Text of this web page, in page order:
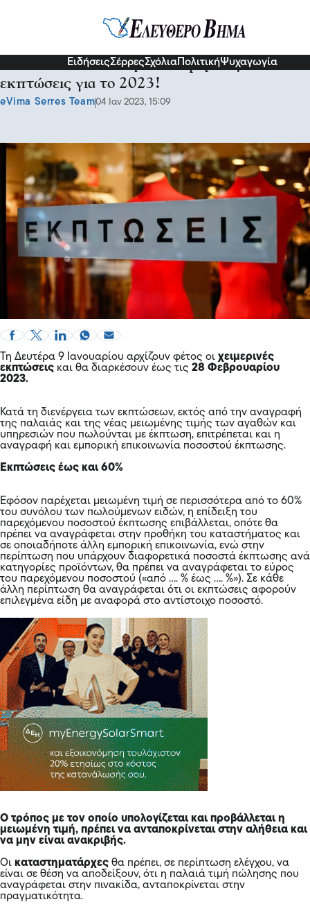
ΕιδήσειςΣέρρεςΣχόλια ΠολιτικήΨυχαγωγία
Ξεκινάνε την Δευτέρα οι χειμερινές
εκπτώσεις για το 2023!
eVima Serres Team04 Ιαν 2023, 15:09
Τη Δευτέρα 9 Ιανουαρίου αρχίζουν φέτος οι χειμερινές
εκπτώσεις και θα διαρκέσουν έως τις 28 Φεβρουαρίου
2023.
Κατά τη διενέργεια των εκπτώσεων, εκτός από την αναγραφή
της παλαιάς και της νέας μειωμένης τιμής των αγαθών και
υπηρεσιών που πωλούνται με έκπτωση, επιτρέπεται και η
αναγραφή και εμπορική επικοινωνία ποσοστού έκπτωσης.
Εκπτώσεις έως και 60%
Εφόσον παρέχεται μειωμένη τιμή σε περισσότερα από το 60%
του συνόλου των πωλούμενων ειδών, η επίδειξη του
παρεχόμενου ποσοστού έκπτωσης επιβάλλεται, οπότε θα
πρέπει να αναγράφεται στην προθήκη του καταστήματος και
σε οποιαδήποτε άλλη εμπορική επικοινωνία, ενώ στην
περίπτωση που υπάρχουν διαφορετικά ποσοστά έκπτωσης ανά
κατηγορίες προϊόντων, θα πρέπει να αναγράφεται το εύρος
του παρεχόμενου ποσοστού («από …. % έως …. %»). Σε κάθε
άλλη περίπτωση θα αναγράφεται ότι οι εκπτώσεις αφορούν
επιλεγμένα είδη με αναφορά στο αντίστοιχο ποσοστό.
Ο τρόπος με τον οποίο υπολογίζεται και προβάλλεται η
μειωμένη τιμή, πρέπει να ανταποκρίνεται στην αλήθεια και
να μην είναι ανακριβής.
Οι καταστηματάρχες θα πρέπει, σε περίπτωση ελέγχου, να
είναι σε θέση να αποδείξουν, ότι η παλαιά τιμή πώλησης που
αναγράφεται στην πινακίδα, ανταποκρίνεται στην
πραγματικότητα.